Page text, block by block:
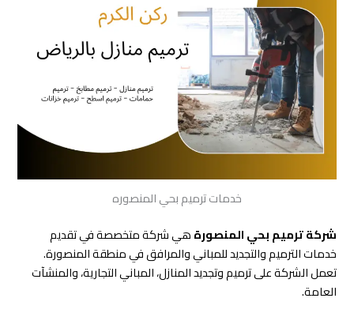
خدمات ترميم بحي المنصوره
شركة ترميم بحي المنصورةهي شركة متخصصة في تقديم
خدمات الترميم والتجديد للمباني والمرافق في منطقة المنصورة.
تعمل الشركة على ترميم وتجديد المنازل، المباني التجارية، والمنشآت
العامة.